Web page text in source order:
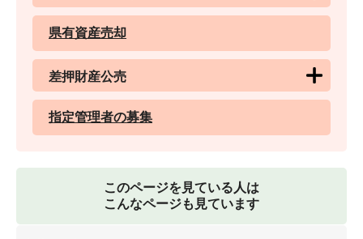
県有資産売却
差押財産公売
指定管理者の募集
このページを見ている人は
こんなページも見ています